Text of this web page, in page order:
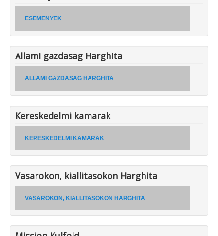
ESEMENYEK
Allami gazdasag Harghita
ALLAMI GAZDASAG HARGHITA
Kereskedelmi kamarak
KERESKEDELMI KAMARAK
Vasarokon, kiallitasokon Harghita
VASAROKON, KIALLITASOKON HARGHITA